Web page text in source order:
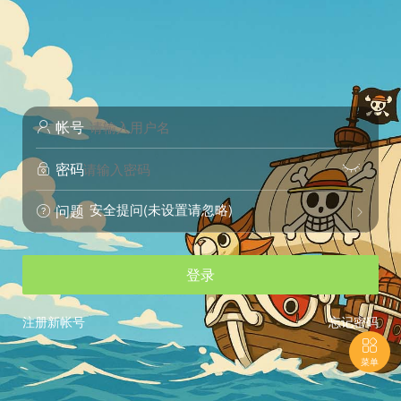
 帐号
 密码 
 问题 
安全提问(未设置请忽略)
登录
忘记密码
注册新帐号

菜单